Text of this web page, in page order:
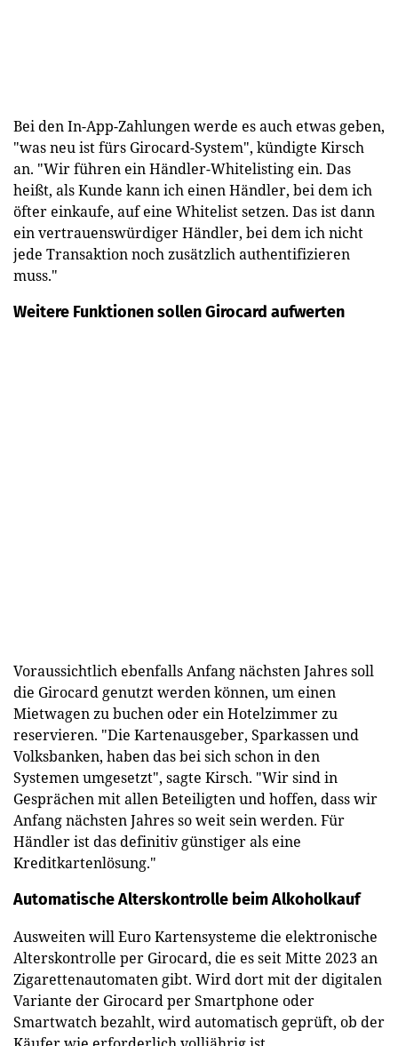
Bei den In-App-Zahlungen werde es auch etwas geben,
"was neu ist fürs Girocard-System", kündigte Kirsch
an. "Wir führen ein Händler-Whitelisting ein. Das
heißt, als Kunde kann ich einen Händler, bei dem ich
öfter einkaufe, auf eine Whitelist setzen. Das ist dann
ein vertrauenswürdiger Händler, bei dem ich nicht
jede Transaktion noch zusätzlich authentifizieren
muss."
Weitere Funktionen sollen Girocard aufwerten
Voraussichtlich ebenfalls Anfang nächsten Jahres soll
die Girocard genutzt werden können, um einen
Mietwagen zu buchen oder ein Hotelzimmer zu
reservieren. "Die Kartenausgeber, Sparkassen und
Volksbanken, haben das bei sich schon in den
Systemen umgesetzt", sagte Kirsch. "Wir sind in
Gesprächen mit allen Beteiligten und hoffen, dass wir
Anfang nächsten Jahres so weit sein werden. Für
Händler ist das definitiv günstiger als eine
Kreditkartenlösung."
Automatische Alterskontrolle beim Alkoholkauf
Ausweiten will Euro Kartensysteme die elektronische
Alterskontrolle per Girocard, die es seit Mitte 2023 an
Zigarettenautomaten gibt. Wird dort mit der digitalen
Variante der Girocard per Smartphone oder
Smartwatch bezahlt, wird automatisch geprüft, ob der